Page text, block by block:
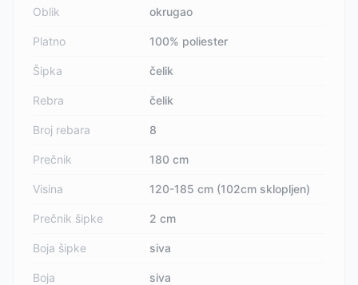
Oblik okrugao
Platno 100% poliester
Šipka čelik
Rebra čelik
Broj rebara 8
Prečnik 180 cm
Visina 120-185 cm (102cm sklopljen)
Prečnik šipke 2 cm
Boja šipke siva
Boja siva